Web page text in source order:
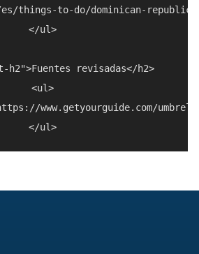
things-to-do/dominican-
</ul>
revisadas</h2>
<ul>
www.getyourguide.com/